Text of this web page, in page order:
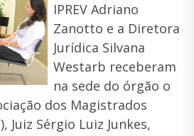
IPREV Adriano
Zanotto e a Diretora
Jurídica Silvana
Westarb receberam
na sede do órgão o
dos Magistrados
Juiz Sérgio Luiz Junkes,